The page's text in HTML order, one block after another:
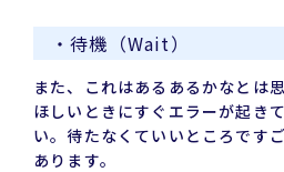
・待機（Wait）
また、これはあるあるかなとは
ほしいときにすぐエラーが起き
い。待たなくていいところです
あります。